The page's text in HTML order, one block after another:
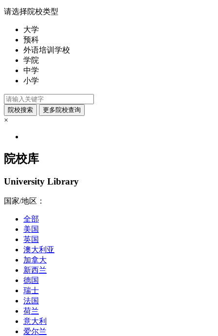
请选择院校类型
大学
预科
外语培训学校
学院
中学
小学
×
院校库
University Library
国家/地区：
全部
美国
英国
澳大利亚
加拿大
新西兰
德国
瑞士
法国
荷兰
意大利
爱尔兰